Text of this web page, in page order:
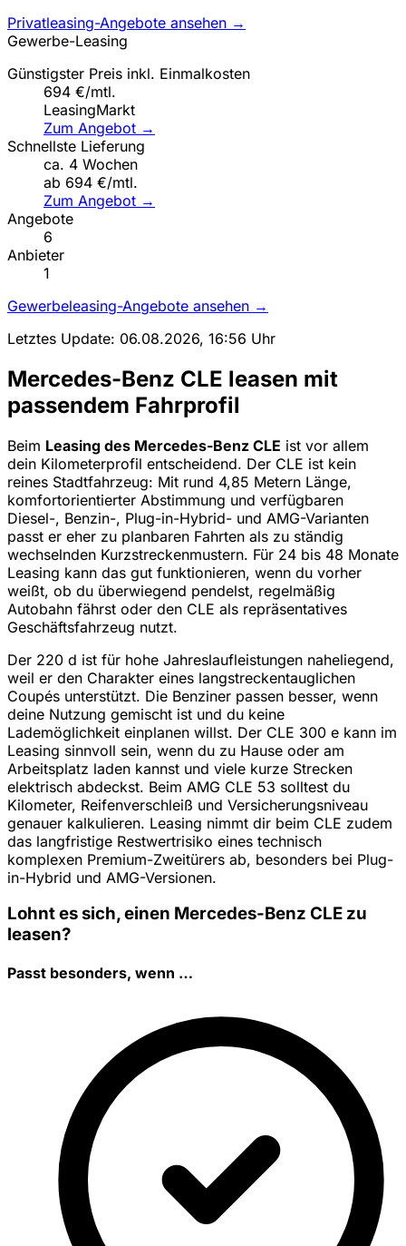
Privatleasing-Angebote ansehen →
Gewerbe-Leasing
Günstigster Preis inkl. Einmalkosten
694 €/mtl.
LeasingMarkt
Zum Angebot →
Schnellste Lieferung
ca. 4 Wochen
ab 694 €/mtl.
Zum Angebot →
Angebote
6
Anbieter
1
Gewerbeleasing-Angebote ansehen →
Letztes Update: 06.08.2026, 16:56 Uhr
Mercedes-Benz CLE leasen mit
passendem Fahrprofil
Beim Leasing des Mercedes-Benz CLE ist vor allem
dein Kilometerprofil entscheidend. Der CLE ist kein
reines Stadtfahrzeug: Mit rund 4,85 Metern Länge,
komfortorientierter Abstimmung und verfügbaren
Diesel-, Benzin-, Plug-in-Hybrid- und AMG-Varianten
passt er eher zu planbaren Fahrten als zu ständig
wechselnden Kurzstreckenmustern. Für 24 bis 48 Monate
Leasing kann das gut funktionieren, wenn du vorher
weißt, ob du überwiegend pendelst, regelmäßig
Autobahn fährst oder den CLE als repräsentatives
Geschäftsfahrzeug nutzt.
Der 220 d ist für hohe Jahreslaufleistungen naheliegend,
weil er den Charakter eines langstreckentauglichen
Coupés unterstützt. Die Benziner passen besser, wenn
deine Nutzung gemischt ist und du keine
Lademöglichkeit einplanen willst. Der CLE 300 e kann im
Leasing sinnvoll sein, wenn du zu Hause oder am
Arbeitsplatz laden kannst und viele kurze Strecken
elektrisch abdeckst. Beim AMG CLE 53 solltest du
Kilometer, Reifenverschleiß und Versicherungsniveau
genauer kalkulieren. Leasing nimmt dir beim CLE zudem
das langfristige Restwertrisiko eines technisch
komplexen Premium-Zweitürers ab, besonders bei Plug-
in-Hybrid und AMG-Versionen.
Lohnt es sich, einen Mercedes-Benz CLE zu
leasen?
Passt besonders, wenn …